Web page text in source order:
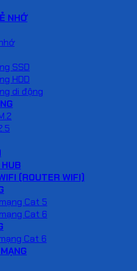
NHỚ
SSD
HDD
di động
(ROUTER WIFI)
Cat 5
Cat 6
Cat 6